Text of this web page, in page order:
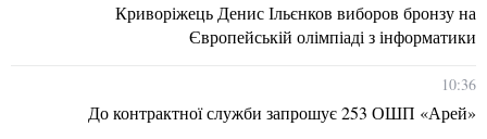
Криворіжець Денис Ільєнков виборов бронзу на
Європейській олімпіаді з інформатики
10:36
До контрактної служби запрошує 253 ОШП «Арей»